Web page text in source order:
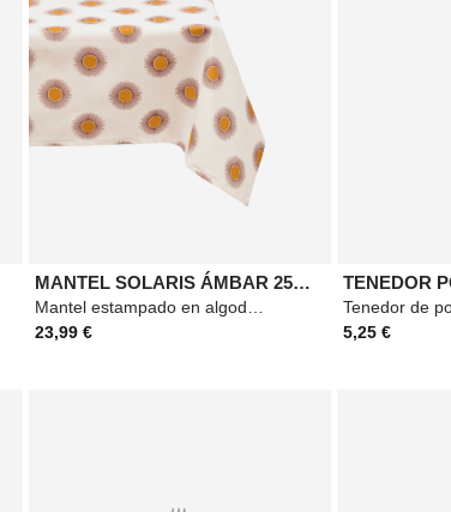
MANTEL SOLARIS ÁMBAR 250X150
23,99 €
5,25 €